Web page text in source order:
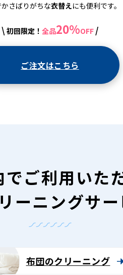
さばりがちな衣替えにも便利です。
\ 初回限定！ 全品20%OFF /
ご注文はこちら
でご利用いた
ーニングサー
布団のクリーニング